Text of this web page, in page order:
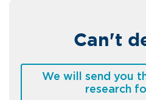
Can't
We will send you
research